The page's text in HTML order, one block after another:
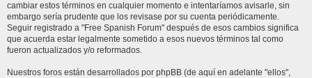
cambiar estos términos en cualquier momento e intentaríamos avisarle, sin
embargo sería prudente que los revisase por su cuenta periódicamente.
Seguir registrado a "Free Spanish Forum" después de esos cambios significa
que acuerda estar legalmente sometido a esos nuevos términos tal como
fueron actualizados y/o reformados.
Nuestros foros están desarrollados por phpBB (de aquí en adelante "ellos",